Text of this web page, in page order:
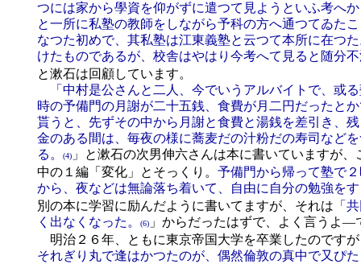
つには家から學資を仰がずに遣つて見ようといふ考へ
と一所に私塾の教師をしながら予科の方へ通つてゐた
なつた初めで、其私塾は江東義塾と云つて本所に在つ
けたものであるが、校舎はやはり今考へて見ると随分
と漱石は回顧しています。
「中村是公さんと二人、今でいうアルバイトで、或
時の予備門の月謝が二十五銭、食費が月二円だったと
貰うと、先ずその中から月謝と食費と湯銭を差引き、
金のある間は、毎夜の様に蕎麦だの汁粉だの寿司など
る。
(4) 」と漱石の次男伸六さんは本に書いていますが
中の１編「変化」とそっくり。 予備門から帰って塾で
から、夜などは無論落ち着いて、自由に自分の勉強を
別の本に学習に励んだように書いてますが、それは 「
く出なくなった。
(6) 」からだったはずで、よく言うよ―
明治２６年、ともに東京帝国大学を卒業したのですが
それぎり丸で逢はかつたのが、偶然倫敦の真中で又ぴ